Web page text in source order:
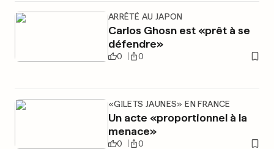
ARRÊTÉ AU JAPON
Carlos Ghosn est «prêt à se
défendre»
0 0
«GILETS JAUNES» EN FRANCE
Un acte «proportionnel à la
menace»
0 0